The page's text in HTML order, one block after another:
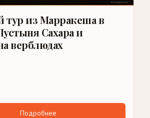
тур из Марракеша в
Сахара и
верблюдах
Подробнее